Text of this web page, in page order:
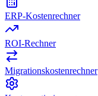
ERP-Kostenrechner
ROI-Rechner
Migrationskostenrechner